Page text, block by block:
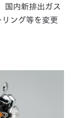
国内新排出ガス
ング等を変更